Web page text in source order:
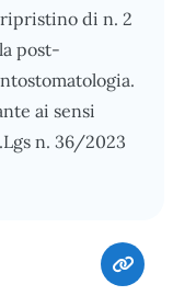
di n. 2
post-
ai sensi
n. 36/2023